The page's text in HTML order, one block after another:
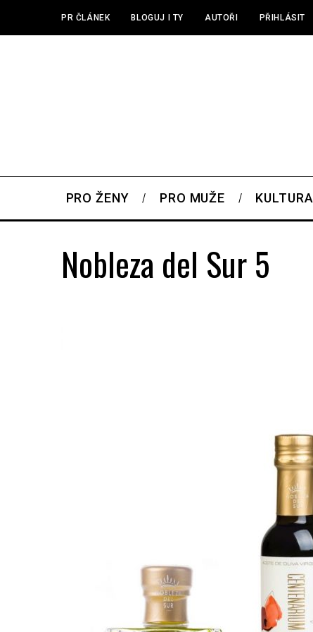
PR ČLÁNEK BLOGUJ I TY AUTOŘI PŘIHLÁSIT
PRO ŽENY PRO MUŽE KULTURA
Nobleza del Sur 5